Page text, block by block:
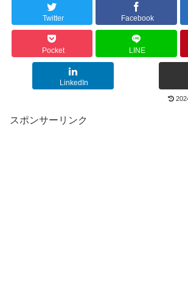
Twitter Facebook
Pocket LINE
LinkedIn
スポンサーリンク